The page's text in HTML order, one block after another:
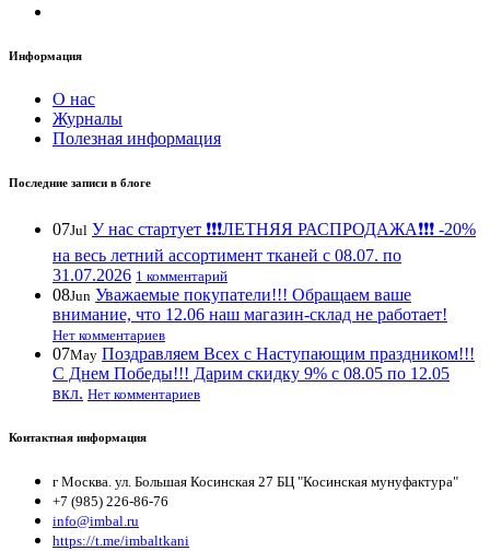
Информация
О нас
Журналы
Полезная информация
Последние записи в блоге
07Jul У нас стартует ❗️❗️❗️ЛЕТНЯЯ РАСПРОДАЖА❗️❗️❗️ -20%
на весь летний ассортимент тканей с 08.07. по
31.07.2026 1 комментарий
08Jun Уважаемые покупатели!!! Обращаем ваше
внимание, что 12.06 наш магазин-склад не работает!
Нет комментариев
07May Поздравляем Всех с Наступающим праздником!!!
С Днем Победы!!! Дарим скидку 9% с 08.05 по 12.05
вкл. Нет комментариев
Контактная информация
г Москва. ул. Большая Косинская 27 БЦ "Косинская мунуфактура"
+7 (985) 226-86-76
info@imbal.ru
https://t.me/imbaltkani